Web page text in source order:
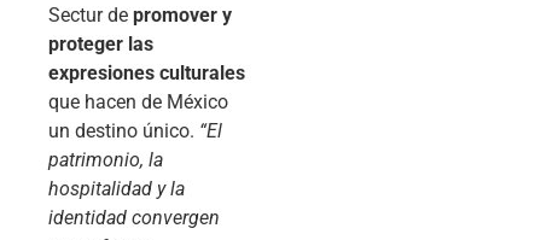
Sectur de promover y
proteger las
expresiones culturales
que hacen de México
un destino único. “El
patrimonio, la
hospitalidad y la
identidad convergen